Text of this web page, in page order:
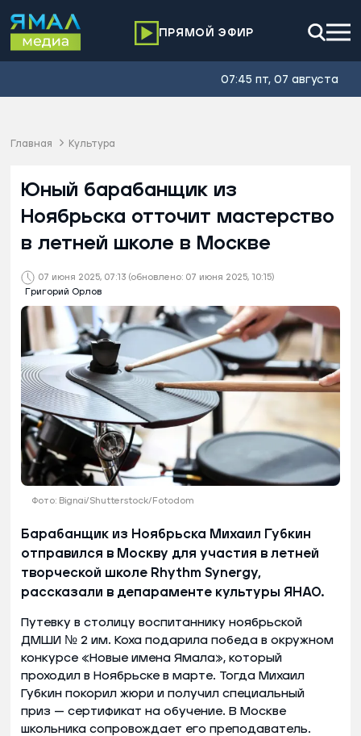
ПРЯМОЙ ЭФИР
07:45 пт, 07 августа
Главная Культура
07 июня 2025, 07:13 (обновлено: 07 июня 2025, 10:15)
Григорий Орлов
Юный барабанщик из
Ноябрьска отточит мастерство
в летней школе в Москве
Фото: Bignai/Shutterstock/Fotodom
Барабанщик из Ноябрьска Михаил Губкин
отправился в Москву для участия в летней
творческой школе Rhythm Synergy,
рассказали в депараменте культуры ЯНАО.
Путевку в столицу воспитаннику ноябрьской
ДМШИ № 2 им. Коха подарила победа в окружном
конкурсе «Новые имена Ямала», который
проходил в Ноябрьске в марте. Тогда Михаил
Губкин покорил жюри и получил специальный
приз — сертификат на обучение. В Москве
школьника сопровождает его преподаватель.